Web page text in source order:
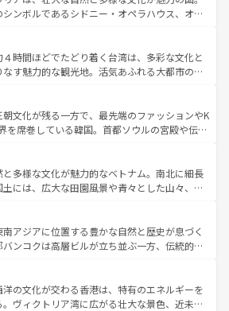
、その多様性と豊かな歴史を感じることができ
のスタイルだ。 なお、新着のアメリカ
テンツ一覧を参照してほしい。
エメラルドグリーンに輝く海をはじめ、豊かな
しの心で訪れる人々を迎えてくれるハワイの
しいローカルフードやハワイアンミュージッ
なフラダンスなど、すべてがハワイの魅力を彩
てほしい。 なお、新着のハワイ情報
ツ一覧を参照してほしい。
シンボルであるシドニー・オペラハウス、オー
大陸中央部にそびえるウルル（エアーズロッ
マニアの美しい原生林やケアンズの熱帯雨林な
ろがたくさん。また、カフェやワイン、オージ
ィビティも充実しており、サーフィンやダイ
イキングなど、アウトドア好きにはたまらな
トラリアの多彩な魅力を存分に味わいつくそ
い。
４時間ほどでたどり着く台湾は、多彩な文化と
なす魅力的な観光地。活気あふれる大都市の台
な山岳地帯である台湾東部など、都市の喧騒
けさが共存しており、訪れる人に新しい発見と
してくれる。また、奥深い台湾の食文化も魅
評判のスイーツなど、バラエティ豊かな料理
が味わえる。 なお、新着の台湾情報は コンテンツ一覧を参
い。
朝文化が残る一方で、最先端のファッションやK
を席巻している韓国。首都ソウルの宮殿や伝統
を延ばせば四季折々の自然美を楽しむことが
して、キムチや焼肉、絶品のストリートフード
ざまな韓国料理が待っている。夜には、韓国な
れながら、韓国の多彩な魅力を心ゆくまで味
わってみてほしい。 なお、新着の韓国情報はコンテンツ一
てほしい。
と多様な文化が魅力的なベトナム。南北に細長
土には、広大な田園風景や青々とした山々、世
共に伝統が息づく。ハノイの古い町並みやホ
のフランス統治時代の建物も、独特の雰囲気を
いる。また、バラエティの豊かさとおいしさで
やバインミー、ベトナムコーヒーなどは、ぜ
わいたい。どの地域を訪れてもあたたかい人々
迎えてくれるので、きっと忘れられない旅にな
南アジアに位置する豊かな自然と歴史が息づく
バンコクは高層ビルが立ち並ぶ一方、伝統的な
している。北部ではチェンマイなどの山岳地
触れ合い、南部ではプーケットやクラビの美し
リゾート気分を楽しむことができる。タイ料理
洋の文化が交わる香港は、特有のエネルギーを
。ヴィクトリア湾に広がる壮大な景色、近未来